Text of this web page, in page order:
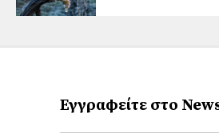
Εγγραφείτε στο